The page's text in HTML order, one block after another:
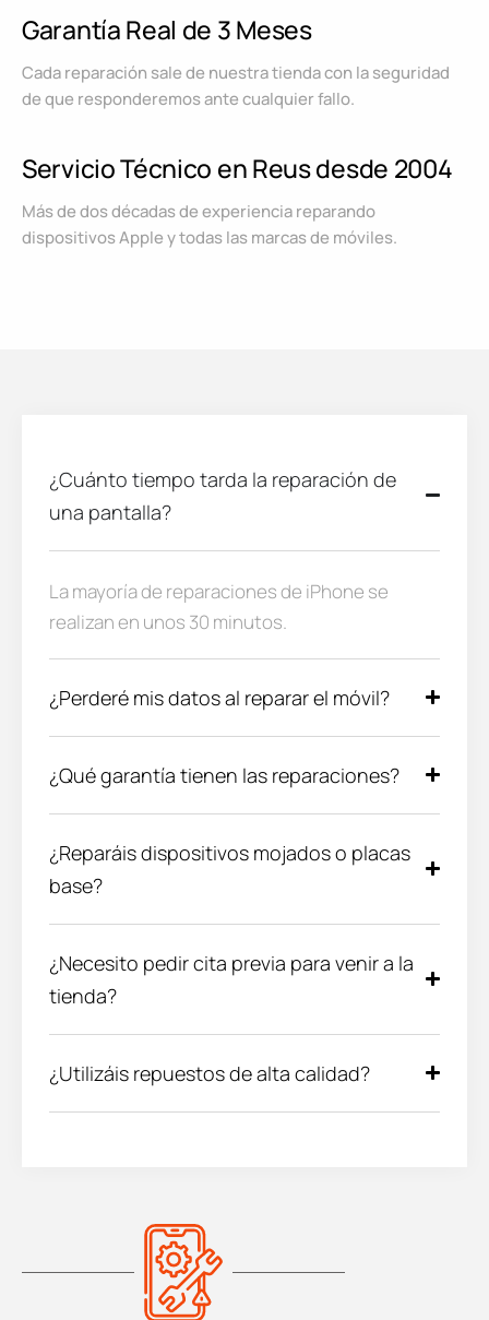
Garantía Real de 3 Meses
Cada reparación sale de nuestra tienda con la seguridad
de que responderemos ante cualquier fallo.
Servicio Técnico en Reus desde 2004
Más de dos décadas de experiencia reparando
dispositivos Apple y todas las marcas de móviles.
¿Cuánto tiempo tarda la reparación de
una pantalla?
La mayoría de reparaciones de iPhone se
realizan en unos 30 minutos.
¿Perderé mis datos al reparar el móvil?
¿Qué garantía tienen las reparaciones?
¿Reparáis dispositivos mojados o placas
base?
¿Necesito pedir cita previa para venir a la
tienda?
¿Utilizáis repuestos de alta calidad?